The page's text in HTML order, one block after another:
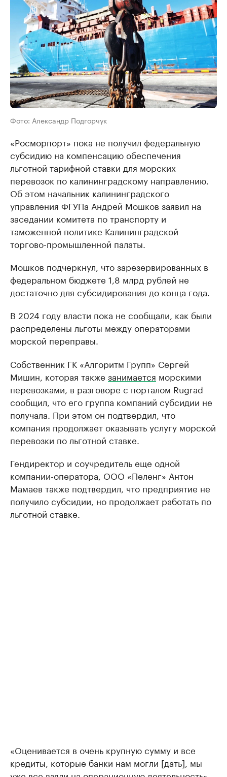
Фото: Александр Подгорчук
«Росморпорт» пока не получил федеральную
субсидию на компенсацию обеспечения
льготной тарифной ставки для морских
перевозок по калининградскому направлению.
Об этом начальник калининградского
управления ФГУПа Андрей Мошков заявил на
заседании комитета по транспорту и
таможенной политике Калининградской
торгово-промышленной палаты.
Мошков подчеркнул, что зарезервированных в
федеральном бюджете 1,8 млрд рублей не
достаточно для субсидирования до конца года.
В 2024 году власти пока не сообщали, как были
распределены льготы между операторами
морской переправы.
Собственник ГК «Алгоритм Групп» Сергей
Мишин, которая также занимается морскими
перевозками, в разговоре с порталом Rugrad
сообщил, что его группа компаний субсидии не
получала. При этом он подтвердил, что
компания продолжает оказывать услугу морской
перевозки по льготной ставке.
Гендиректор и соучредитель еще одной
компании-оператора, ООО «Пеленг» Антон
Мамаев также подтвердил, что предприятие не
получило субсидии, но продолжает работать по
льготной ставке.
«Оценивается в очень крупную сумму и все
кредиты, которые банки нам могли [дать], мы